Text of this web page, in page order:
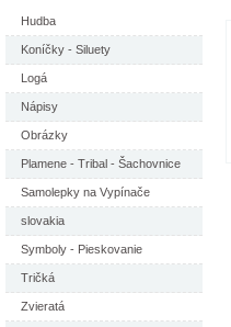
Hudba
Koníčky - Siluety
Logá
Nápisy
Obrázky
Plamene - Tribal - Šachovnice
Samolepky na Vypínače
slovakia
Symboly - Pieskovanie
Tričká
Zvieratá